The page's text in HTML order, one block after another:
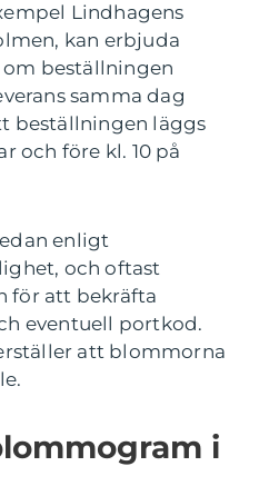
Lindhagens
kan erbjuda
om beställningen
samma dag
beställningen läggs
och före kl. 10 på
enligt
och oftast
för att bekräfta
eventuell portkod.
att blommorna
i